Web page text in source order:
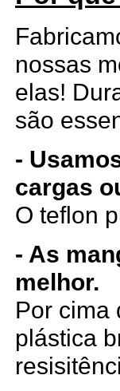
nossas
elas!
são
-
cargas
O teflon
- As
melhor.
Por cima
plástica